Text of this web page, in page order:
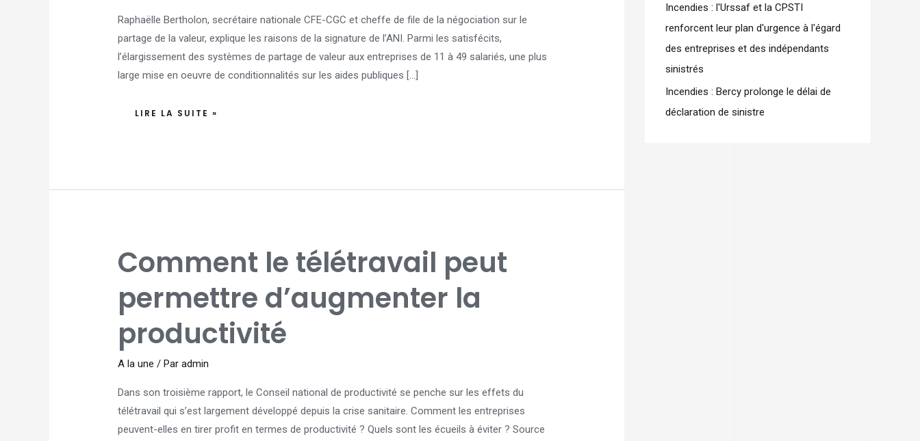
Raphaëlle Bertholon, secrétaire nationale CFE-CGC et cheffe de file de la négociation sur le
partage de la valeur, explique les raisons de la signature de l’ANI. Parmi les satisfécits,
l’élargissement des systèmes de partage de valeur aux entreprises de 11 à 49 salariés, une plus
large mise en oeuvre de conditionnalités sur les aides publiques […]
LIRE LA SUITE »
Comment le télétravail peut
permettre d’augmenter la
productivité
A la une / Paradmin
Dans son troisième rapport, le Conseil national de productivité se penche sur les effets du
télétravail qui s’est largement développé depuis la crise sanitaire. Comment les entreprises
peuvent-elles en tirer profit en termes de productivité ? Quels sont les écueils à éviter ? Source
LE
TÉLÉTRAVAIL
PEUT
D’AUGMENTER
LA
PRODUCTIVITÉ
Incendies : l'Urssaf et la CPSTI
renforcent leur plan d'urgence à l'égard
des entreprises et des indépendants
sinistrés
Incendies : Bercy prolonge le délai de
déclaration de sinistre